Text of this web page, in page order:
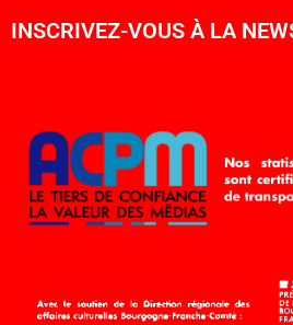
INSCRIVEZ-VOUS À LA